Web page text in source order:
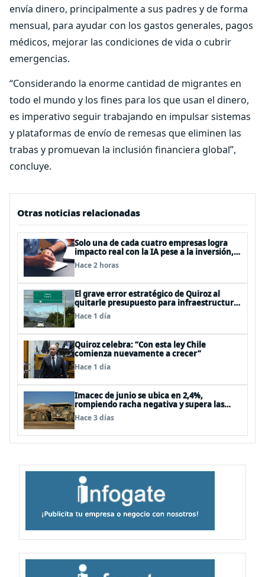
envía dinero, principalmente a sus padres y de forma
mensual, para ayudar con los gastos generales, pagos
médicos, mejorar las condiciones de vida o cubrir
emergencias.
“Considerando la enorme cantidad de migrantes en
todo el mundo y los fines para los que usan el dinero,
es imperativo seguir trabajando en impulsar sistemas
y plataformas de envío de remesas que eliminen las
trabas y promuevan la inclusión financiera global”,
concluye.
Otras noticias relacionadas
Solo una de cada cuatro empresas logra
impacto real con la IA pese a la inversión,
según el Foro Económico Mundial
Hace 2 horas
El grave error estratégico de Quiroz al
quitarle presupuesto para infraestructura
vial del Biobío
Hace 1 día
Quiroz celebra: “Con esta ley Chile
comienza nuevamente a crecer”
Hace 1 día
Imacec de junio se ubica en 2,4%,
rompiendo racha negativa y supera las
expectativas
Hace 3 días